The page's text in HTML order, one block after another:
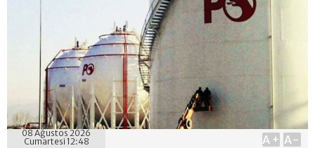
08 Ağustos 2026
Cumartesi 12:48
A+ A-